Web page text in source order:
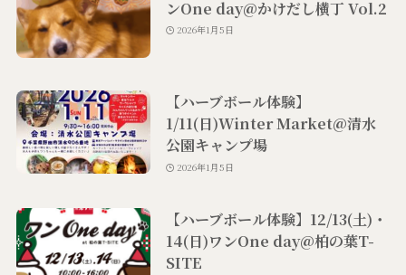
ンOne day@かけだし横丁 Vol.2
2026年1月5日
【ハーブボール体験】
1/11(日)Winter Market@清水
公園キャンプ場
2026年1月5日
【ハーブボール体験】12/13(土)・
14(日)ワンOne day@柏の葉T-
SITE